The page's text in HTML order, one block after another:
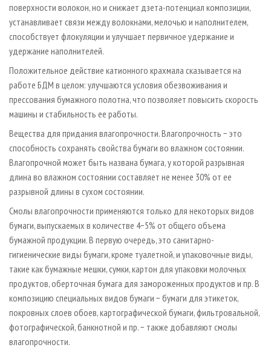
поверхности волокон, но и снижает дзета-потенциал композиции,
устанавливает связи между волокнами, мелочью и наполнителем,
способствует флокуляции и улучшает первичное удержание и
удержание наполнителей.
Положительное действие катионного крахмала сказывается на
работе БДМ в целом: улучшаются условия обезвоживания и
прессования бумажного полотна, что позволяет повысить скорость
машины и стабильность ее работы.
Вещества для придания влагопрочности. Влагопрочность − это
способность сохранять свойства бумаги во влажном состоянии.
Влагопрочной может быть названа бумага, у которой разрывная
длина во влажном состоянии составляет не менее 30% от ее
разрывной длины в сухом состоянии.
Смолы влагопрочности применяются только для некоторых видов
бумаги, выпускаемых в количестве 4−5% от общего объема
бумажной продукции. В первую очередь, это санитарно-
гигиенические виды бумаги, кроме туалетной, и упаковочные виды,
такие как бумажные мешки, сумки, картон для упаковки молочных
продуктов, оберточная бумага для замороженных продуктов и пр. В
композицию специальных видов бумаги − бумаги для этикеток,
покровных слоев обоев, картографической бумаги, фильтровальной,
фотографической, банкнотной и пр. − также добавляют смолы
влагопрочности.